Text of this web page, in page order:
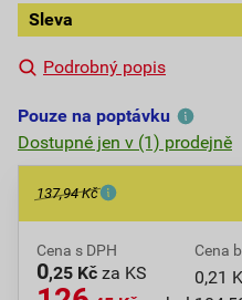
Sleva
Podrobný popis
Pouze na poptávku
Dostupné jen v (1) prodejně
137,94 Kč
Cena s DPH
0,25 Kč za KS
Cena
0,21